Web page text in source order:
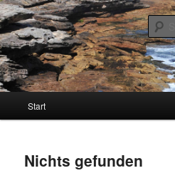
Zum
primären
Inhalt
springen
Zum
sekundären
Inhalt
springenJohannes
ökologisch. sozial. gerecht.
Start
Nichts gefunden